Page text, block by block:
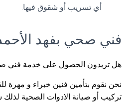
أي تسريب أو شقوق فيها.
فني صحي بفهد
هل تريدون الحصول على خدمة فني
نحن نقوم بتأمين فنين خبراء و مهرة
تركيب أو صيانة الادوات الصحية لذلك